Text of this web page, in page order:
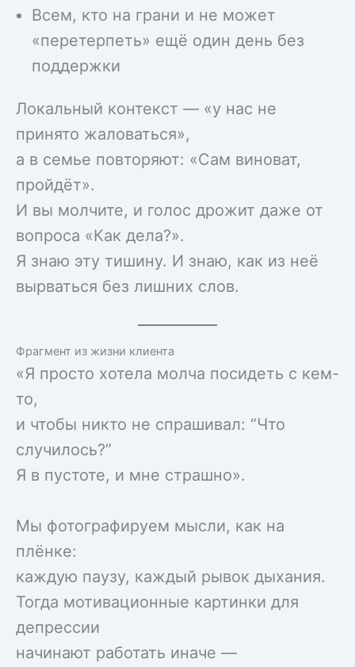
Всем, кто на грани и не может
«перетерпеть» ещё один день без
поддержки
Локальный контекст — «у нас не
принято жаловаться»,
а в семье повторяют: «Сам виноват,
пройдёт».
И вы молчите, и голос дрожит даже от
вопроса «Как дела?».
Я знаю эту тишину. И знаю, как из неё
вырваться без лишних слов.
Фрагмент из жизни клиента
«Я просто хотела молча посидеть с кем-
то,
и чтобы никто не спрашивал: “Что
случилось?”
Я в пустоте, и мне страшно».
Мы фотографируем мысли, как на
плёнке:
каждую паузу, каждый рывок дыхания.
Тогда мотивационные картинки для
депрессии
начинают работать иначе —